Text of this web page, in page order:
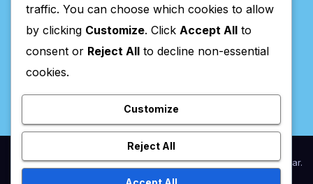
Valpaços Online
Proudly powered by WordPress|Theme:NewsupbyThemeansar.
traffic. You can choose which cookies to allow
by clicking Customize. Click Accept All to
consent or Reject All to decline non-essential
cookies.
Customize
Reject All